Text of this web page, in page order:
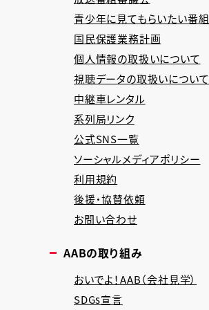
青少年に見てもらいたい番組
国民保護業務計画
個人情報の取扱いについて
視聴データの取扱いについて
中継車レンタル
系列局リンク
公式SNS一覧
ソーシャルメディアポリシー
利用規約
後援・協賛依頼
お問い合わせ
AABの取り組み
おいでよ！AAB（会社見学）
SDGs宣言